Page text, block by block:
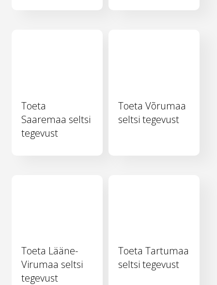
Toeta
Saaremaa seltsi
tegevust
Toeta Võrumaa
seltsi tegevust
Toeta Lääne-
Virumaa seltsi
tegevust
Toeta Tartumaa
seltsi tegevust